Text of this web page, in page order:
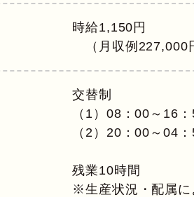
時給1,150円
（月収例227,000
交替制
（1）08：00～16
（2）20：00～04
残業10時間
※生産状況・配属に